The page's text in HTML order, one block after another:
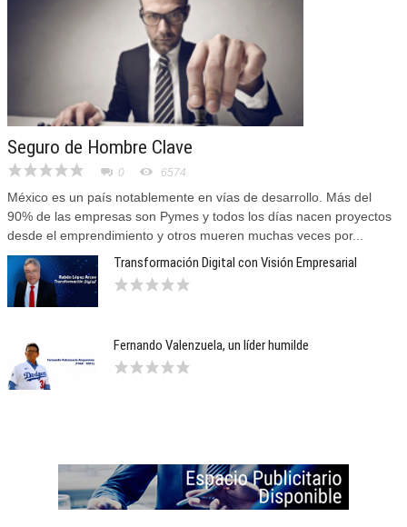
Seguro de Hombre Clave
0 6574
México es un país notablemente en vías de desarrollo. Más del
90% de las empresas son Pymes y todos los días nacen proyectos
desde el emprendimiento y otros mueren muchas veces por...
Transformación Digital con Visión Empresarial
Fernando Valenzuela, un líder humilde